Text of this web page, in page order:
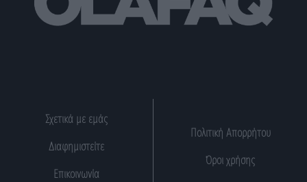
Σχετικά με εμάς
Διαφημιστείτε
Επικοινωνία
Πολιτική Απορρήτου
Όροι χρήσης